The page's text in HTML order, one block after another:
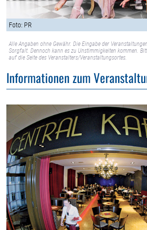
Foto: PR
Alle Angaben ohne Gewähr. Die Eingabe der
Sorgfalt. Dennoch kann es zu Unstimmigkeiten kommen.
auf die Seite des Veranstalters/Veranstaltungsortes.
Informationen zum